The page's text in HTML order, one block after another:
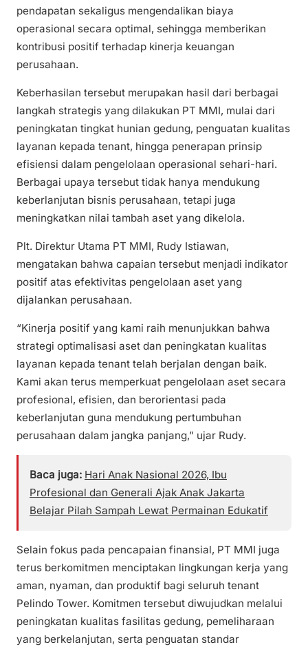
pendapatan sekaligus mengendalikan biaya
operasional secara optimal, sehingga memberikan
kontribusi positif terhadap kinerja keuangan
perusahaan.
Keberhasilan tersebut merupakan hasil dari berbagai
langkah strategis yang dilakukan PT MMI, mulai dari
peningkatan tingkat hunian gedung, penguatan kualitas
layanan kepada tenant, hingga penerapan prinsip
efisiensi dalam pengelolaan operasional sehari-hari.
Berbagai upaya tersebut tidak hanya mendukung
keberlanjutan bisnis perusahaan, tetapi juga
meningkatkan nilai tambah aset yang dikelola.
Plt. Direktur Utama PT MMI, Rudy Istiawan,
mengatakan bahwa capaian tersebut menjadi indikator
positif atas efektivitas pengelolaan aset yang
dijalankan perusahaan.
“Kinerja positif yang kami raih menunjukkan bahwa
strategi optimalisasi aset dan peningkatan kualitas
layanan kepada tenant telah berjalan dengan baik.
Kami akan terus memperkuat pengelolaan aset secara
profesional, efisien, dan berorientasi pada
keberlanjutan guna mendukung pertumbuhan
perusahaan dalam jangka panjang,” ujar Rudy.
Baca juga: Hari Anak Nasional 2026, Ibu
Profesional dan Generali Ajak Anak Jakarta
Belajar Pilah Sampah Lewat Permainan Edukatif
Selain fokus pada pencapaian finansial, PT MMI juga
terus berkomitmen menciptakan lingkungan kerja yang
aman, nyaman, dan produktif bagi seluruh tenant
Pelindo Tower. Komitmen tersebut diwujudkan melalui
peningkatan kualitas fasilitas gedung, pemeliharaan
yang berkelanjutan, serta penguatan standar